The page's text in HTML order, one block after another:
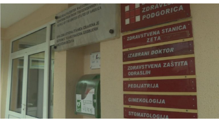
konsultovanja na sajtu Opštine Zeta, u roku od osam
dana od završetka postupka.
Dodatne informacije u vezi sa javnim pozivom građani
mogu dobiti svakog radnog dana, od 7 do 15 časova,
putem telefona 020 873 683.